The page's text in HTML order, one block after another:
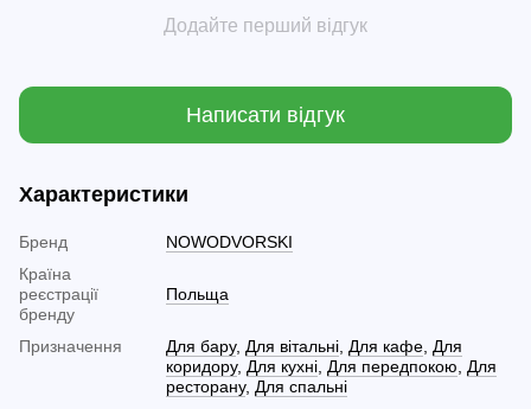
Додайте перший відгук
Написати відгук
Характеристики
Бренд
NOWODVORSKI
Країна
реєстрації
бренду
Польща
Призначення Для бару, Для вітальні, Для кафе, Для
коридору, Для кухні, Для передпокою, Для
ресторану, Для спальні